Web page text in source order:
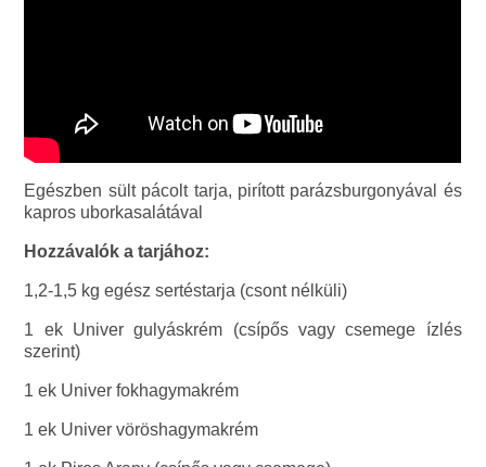
Egészben sült pácolt tarja, pirított parázsburgonyával és
kapros uborkasalátával
Hozzávalók a tarjához:
1,2-1,5 kg egész sertéstarja (csont nélküli)
1 ek Univer gulyáskrém (csípős vagy csemege ízlés
szerint)
1 ek Univer fokhagymakrém
1 ek Univer vöröshagymakrém